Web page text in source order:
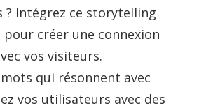
? Intégrez ce storytelling
créer une connexion
vos visiteurs.
qui résonnent avec
vos utilisateurs avec des